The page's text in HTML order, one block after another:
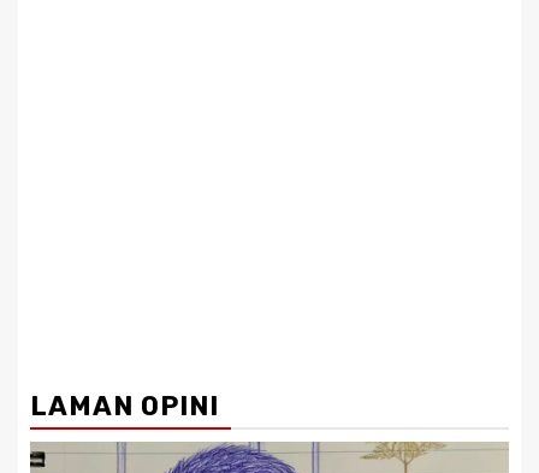
LAMAN OPINI